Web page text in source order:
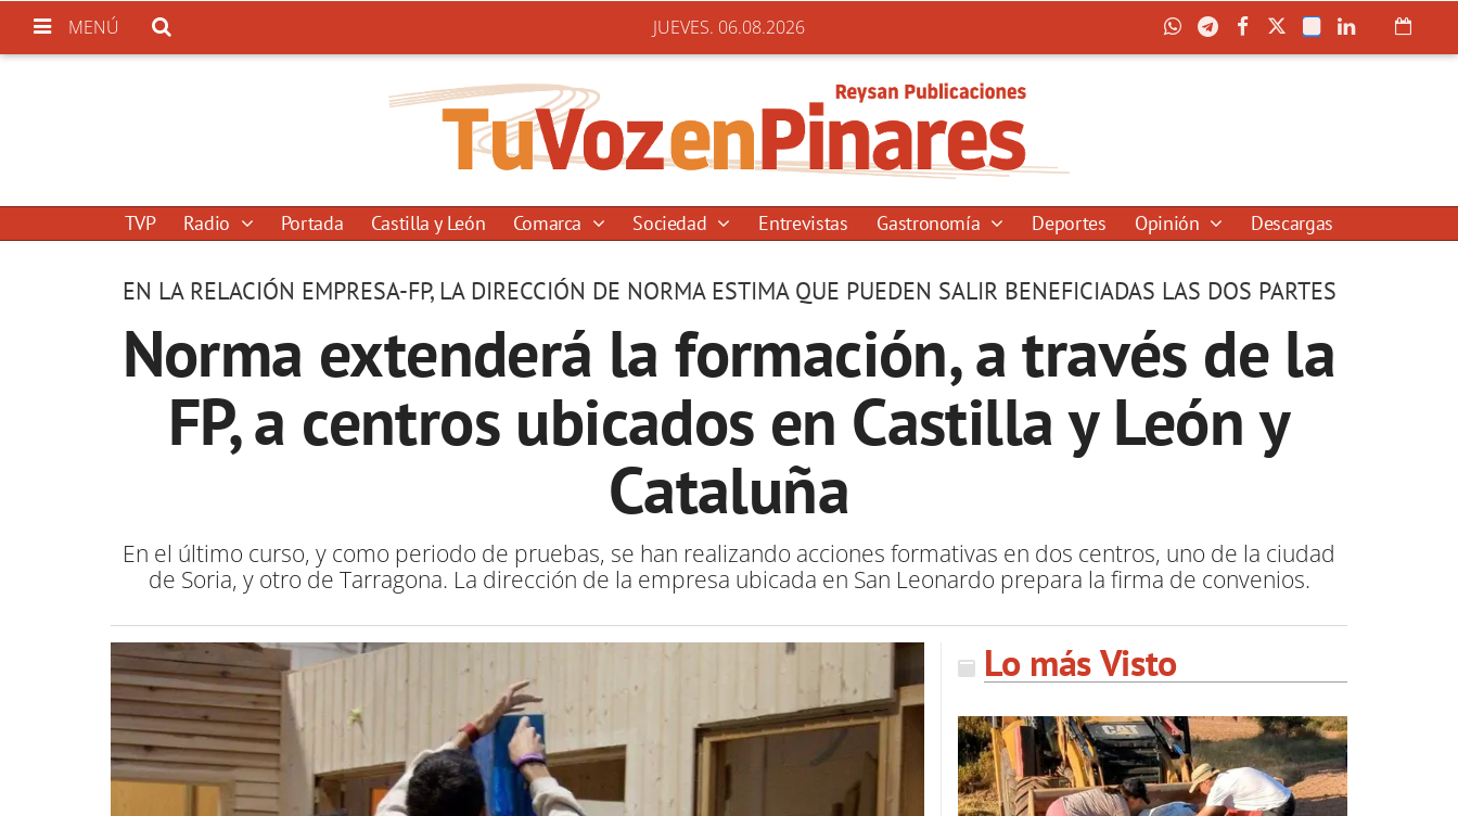
MENÚ JUEVES. 06.08.2026
TVP Radio Portada Castilla y León Comarca Sociedad Entrevistas Gastronomía Deportes Opinión Descargas
EN LA RELACIÓN EMPRESA-FP, LA DIRECCIÓN DE NORMA ESTIMA QUE PUEDEN SALIR BENEFICIADAS LAS DOS PARTES
Norma extenderá la formación, a través de la
FP, a centros ubicados en Castilla y León y
Cataluña
En el último curso, y como periodo de pruebas, se han realizando acciones formativas en dos centros, uno de la ciudad
de Soria, y otro de Tarragona. La dirección de la empresa ubicada en San Leonardo prepara la firma de convenios.
Lo más Visto